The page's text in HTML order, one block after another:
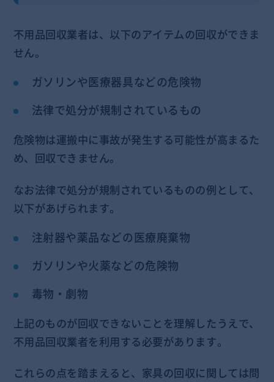
不用品回収業者は、以下のアイテムの回収ができま
せん。
ガソリンや医療器具などの危険物
法律で処分が規制されているもの
危険物は運搬中に事故が発生する可能性が高まるた
め、回収できません。
なお法律で処分が規制されているものの例として、
以下があげられます。
注射器や薬品などの医療廃棄物
ガソリンや火薬などの危険物
毒物・劇物
上記のものが回収できないことを理解したうえで、
不用品回収業者を利用する必要があります。
これらの点を踏まえると、家具の回収に関しては問